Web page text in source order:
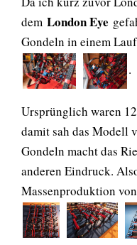
dem London Eye
Gondeln in einem
.
Ursprünglich waren
damit sah das Modell
Gondeln macht das
anderen Eindruck.
Massenproduktion